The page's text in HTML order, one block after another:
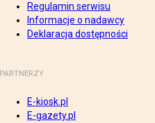
Regulamin serwisu
Informacje o nadawcy
Deklaracja dostępności
PARTNERZY
E-kiosk.pl
E-gazety.pl